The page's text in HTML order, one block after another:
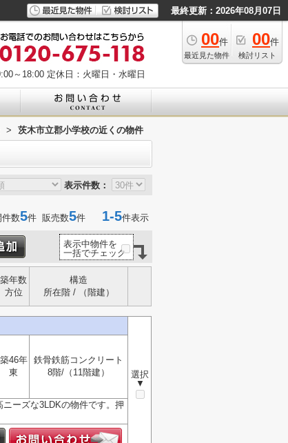
最終更新：2026年08月07日
00件
最近見た物件
00件
検討リスト
～18:00 定休日：火曜日・水曜日
> 茨木市立郡小学校の近くの物件
表示件数：
件数5件 販売数5件 1-5件表示
表示中物件を
一括でチェック
築年数
方位
構造
所在階 / （階建）
選択
▼
築46年
東
鉄骨鉄筋コンクリート
8階/（11階建）
ーズな3LDKの物件です。押